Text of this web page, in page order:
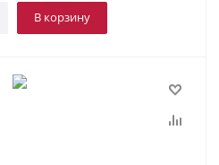
В корзину